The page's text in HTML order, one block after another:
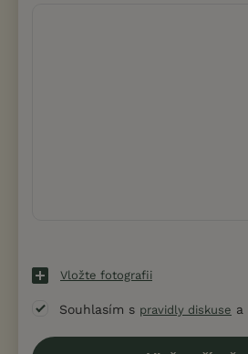
Vložte fotografii
Souhlasím s pravidly diskuse a